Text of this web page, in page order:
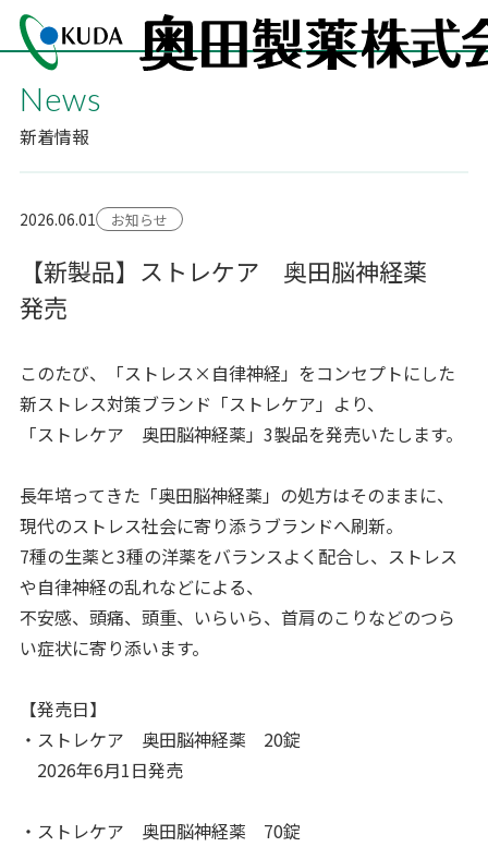
News
新着情報
2026.06.01 お知らせ
【新製品】ストレケア 奥田脳神経薬
発売
このたび、「ストレス×自律神経」をコンセプトにした
新ストレス対策ブランド「ストレケア」より、
「ストレケア 奥田脳神経薬」3製品を発売いたします。
長年培ってきた「奥田脳神経薬」の処方はそのままに、
現代のストレス社会に寄り添うブランドへ刷新。
7種の生薬と3種の洋薬をバランスよく配合し、ストレス
や自律神経の乱れなどによる、
不安感、頭痛、頭重、いらいら、首肩のこりなどのつら
い症状に寄り添います。
【発売日】
・ストレケア 奥田脳神経薬 20錠
2026年6月1日発売
・ストレケア 奥田脳神経薬 70錠